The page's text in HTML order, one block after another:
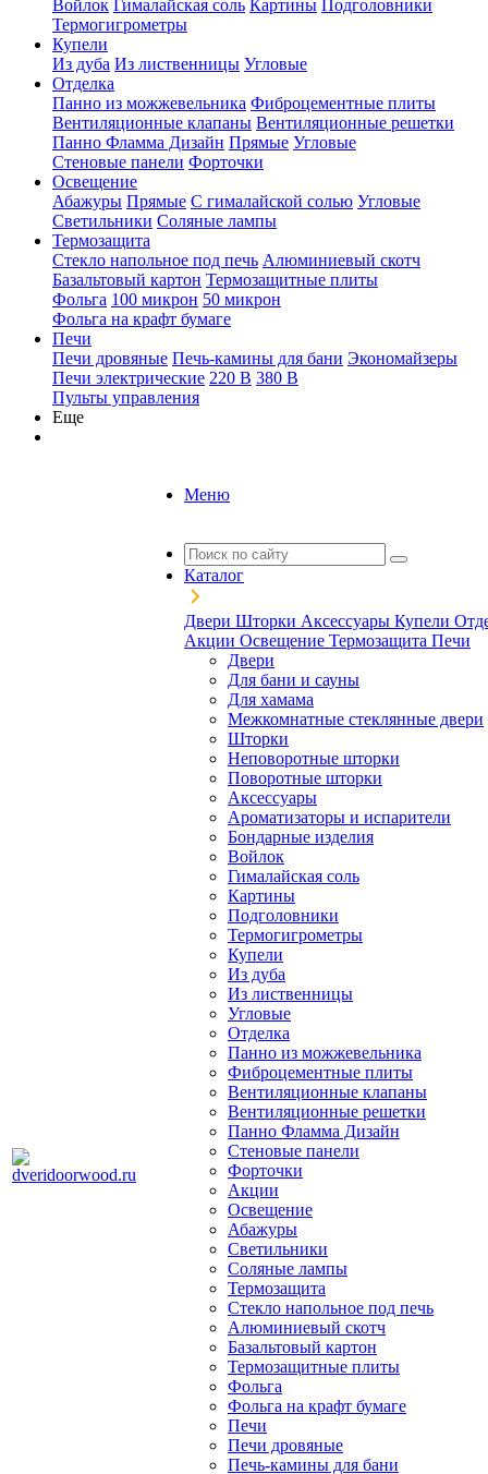
Войлок Гималайская соль Картины Подголовники
Термогигрометры
Купели
Из дуба Из лиственницы Угловые
Отделка
Панно из можжевельника Фиброцементные плиты
Вентиляционные клапаны Вентиляционные решетки
Панно Фламма Дизайн Прямые Угловые
Стеновые панели Форточки
Освещение
Абажуры Прямые С гималайской солью Угловые
Светильники Соляные лампы
Термозащита
Стекло напольное под печь Алюминиевый скотч
Базальтовый картон Термозащитные плиты
Фольга 100 микрон 50 микрон
Фольга на крафт бумаге
Печи
Печи дровяные Печь-камины для бани Экономайзеры
Печи электрические 220 В 380 В
Пульты управления
Еще
Меню
Каталог
Двери Шторки Аксессуары Купели
Акции Освещение Термозащита Печи
Двери
Для бани и сауны
Для хамама
Межкомнатные стеклянные двери
Шторки
Неповоротные шторки
Поворотные шторки
Аксессуары
Ароматизаторы и испарители
Бондарные изделия
Войлок
Гималайская соль
Картины
Подголовники
Термогигрометры
Купели
Из дуба
Из лиственницы
Угловые
Отделка
Панно из можжевельника
Фиброцементные плиты
Вентиляционные клапаны
Вентиляционные решетки
Панно Фламма Дизайн
Стеновые панели
Форточки
Акции
Освещение
Абажуры
Светильники
Соляные лампы
Термозащита
Стекло напольное под печь
Алюминиевый скотч
Базальтовый картон
Термозащитные плиты
Фольга
Фольга на крафт бумаге
Печи
Печи дровяные
Печь-камины для бани